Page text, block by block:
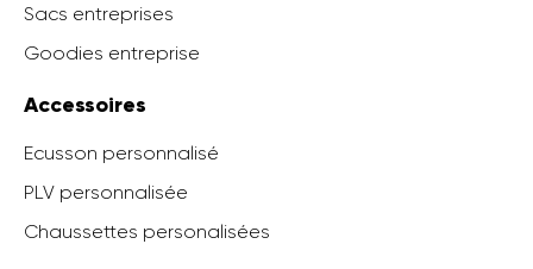
Sacs entreprises
Goodies entreprise
Accessoires
Ecusson personnalisé
PLV personnalisée
Chaussettes personalisées